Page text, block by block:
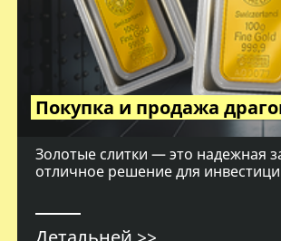
Покупка и продажа
Золотые слитки — это надежная
отличное решение для